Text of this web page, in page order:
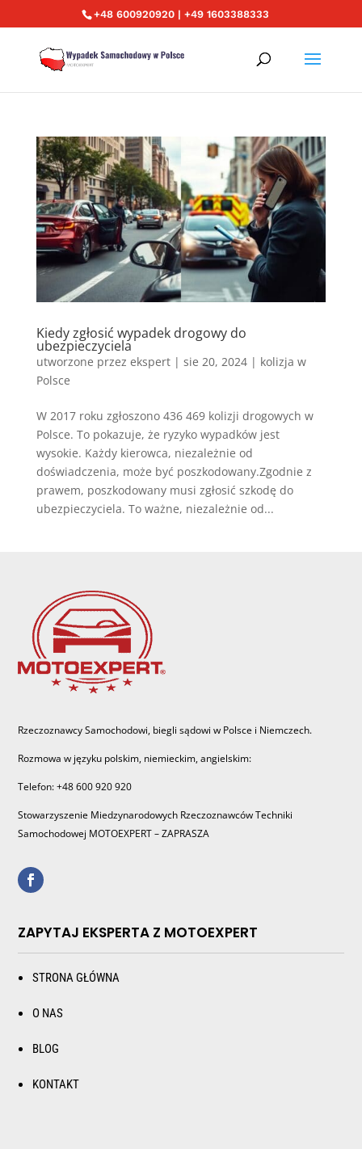
+48 600920920 | +49 1603388333
Kiedy zgłosić wypadek drogowy do
ubezpieczyciela
utworzone przez ekspert| sie 20, 2024| kolizja w
Polsce
W 2017 roku zgłoszono 436 469 kolizji drogowych w
Polsce. To pokazuje, że ryzyko wypadków jest
wysokie. Każdy kierowca, niezależnie od
doświadczenia, może być poszkodowany.Zgodnie z
prawem, poszkodowany musi zgłosić szkodę do
ubezpieczyciela. To ważne, niezależnie od...
Rzeczoznawcy Samochodowi, biegli sądowi w Polsce i Niemczech.
Rozmowa w języku polskim, niemieckim, angielskim:
Telefon: +48 600 920 920
Stowarzyszenie Miedzynarodowych Rzeczoznawców Techniki
Samochodowej MOTOEXPERT – ZAPRASZA
ZAPYTAJ EKSPERTA Z MOTOEXPERT
STRONA GŁÓWNA
O NAS
BLOG
KONTAKT